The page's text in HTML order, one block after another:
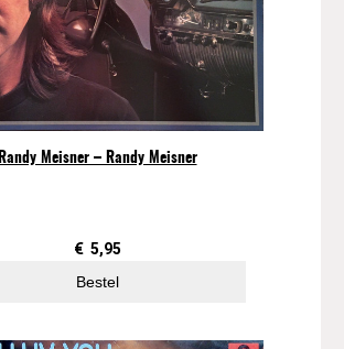
Randy Meisner – Randy Meisner
€ 5,95
Bestel